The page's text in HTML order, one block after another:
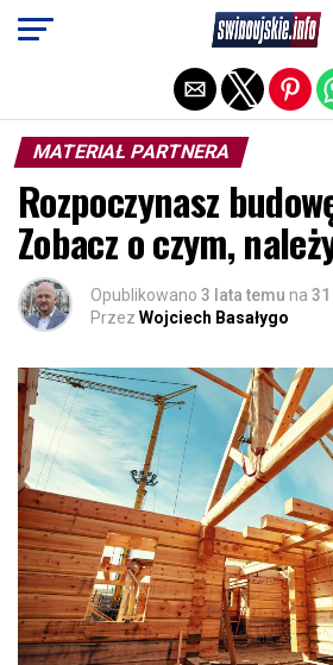
MATERIAŁ PARTNERA
Rozpoczynasz
Zobacz o czym,
Opublikowano 3 lata temu na
Przez Wojciech Basałygo
Exit mobile